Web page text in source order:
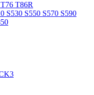
T86R
S530 S550 S570 S590